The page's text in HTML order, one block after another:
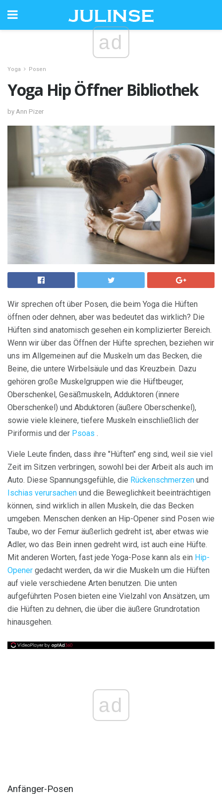
ad
Yoga Posen
Yoga Hip Öffner Bibliothek
by Ann Pizer
Wir sprechen oft über Posen, die beim Yoga die Hüften
öffnen oder dehnen, aber was bedeutet das wirklich? Die
Hüften sind anatomisch gesehen ein komplizierter Bereich.
Wenn wir über das Öffnen der Hüfte sprechen, beziehen wir
uns im Allgemeinen auf die Muskeln um das Becken, die
Beine, die untere Wirbelsäule und das Kreuzbein. Dazu
gehören große Muskelgruppen wie die Hüftbeuger,
Oberschenkel, Gesäßmuskeln, Adduktoren (innere
Oberschenkel) und Abduktoren (äußere Oberschenkel),
sowie viele kleinere, tiefere Muskeln einschließlich der
Piriformis und der Psoas .
Viele Leute finden, dass ihre "Hüften" eng sind, weil sie viel
Zeit im Sitzen verbringen, sowohl bei der Arbeit als auch im
Auto. Diese Spannungsgefühle, die Rückenschmerzen und
Ischias verursachen und die Beweglichkeit beeinträchtigen
können, sind wirklich in allen Muskeln, die das Becken
umgeben. Menschen denken an Hip-Opener sind Posen wie
Taube, wo der Femur äußerlich gedreht ist, aber etwas wie
Adler, wo das Bein innen gedreht wird, ist auch eine Hüfte.
Mit anderen Worten, fast jede Yoga-Pose kann als ein Hip-
Opener gedacht werden, da wir die Muskeln um die Hüften
auf viele verschiedene Arten benutzen. Die unten
aufgeführten Posen bieten eine Vielzahl von Ansätzen, um
die Hüften zu dehnen, die über die äußere Grundrotation
hinausgehen.
ad
Anfänger-Posen